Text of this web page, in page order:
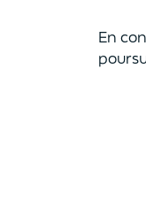
En